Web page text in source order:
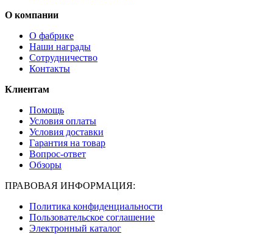
О компании
О фабрике
Наши награды
Сотрудничество
Контакты
Клиентам
Помощь
Условия оплаты
Условия доставки
Гарантия на товар
Вопрос-ответ
Обзоры
ПРАВОВАЯ ИНФОРМАЦИЯ:
Политика конфиденциальности
Пользовательское соглашение
Электронный каталог